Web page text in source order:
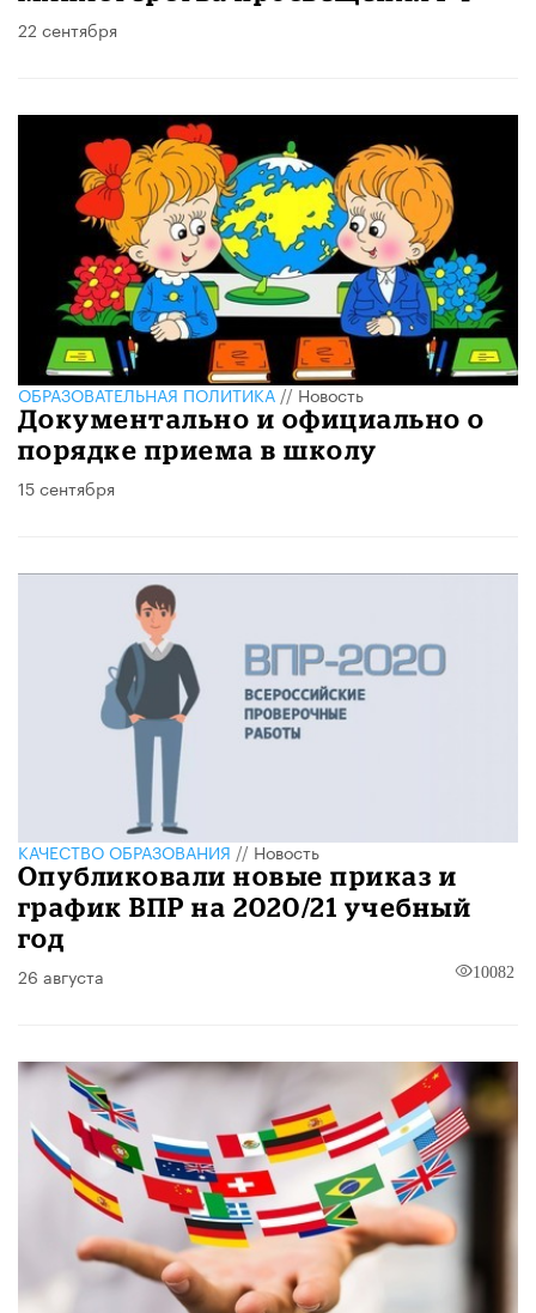
22 сентября
ОБРАЗОВАТЕЛЬНАЯ ПОЛИТИКА//Новость
Документально и официально о
порядке приема в школу
15 сентября
КАЧЕСТВО ОБРАЗОВАНИЯ//Новость
Опубликовали новые приказ и
график ВПР на 2020/21 учебный
год
26 августа 10082